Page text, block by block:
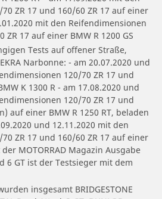
ZR 17 und 160/60 ZR 17 auf einer
mit den Reifendimensionen
ZR 17 auf einer BMW R 1200 GS
Tests auf offener Straße,
Narbonne: - am 20.07.2020 und
120/70 ZR 17 und
K 1300 R - am 17.08.2020 und
120/70 ZR 17 und
auf einer BMW R 1250 RT, beladen
und 12.11.2020 mit den
ZR 17 und 160/60 ZR 17 auf einer
MOTORRAD Magazin Ausgabe
6 GT ist der Testsieger mit dem
insgesamt BRIDGESTONE